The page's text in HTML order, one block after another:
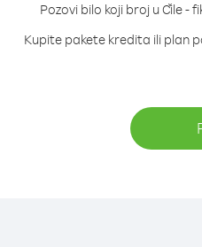
Pozovi bilo koji broj u Čile -
Kupite pakete kredita ili plan